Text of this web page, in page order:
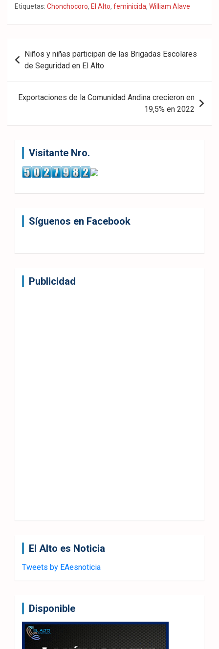
Fac
eb
Twit
ter
Wha
tsA
Etiquetas: Chonchocoro, El Alto, feminicida, William Alave
Navegación
de
entradas
Niños y niñas participan de las Brigadas Escolares
de Seguridad en El Alto
Exportaciones de la Comunidad Andina crecieron en
19,5% en 2022
Visitante Nro.
Síguenos en Facebook
Publicidad
El Alto es Noticia
Tweets by EAesnoticia
Disponible